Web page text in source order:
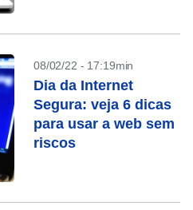
08/02/22 - 17:19min
Dia da Internet
Segura: veja 6 dicas
para usar a web sem
riscos